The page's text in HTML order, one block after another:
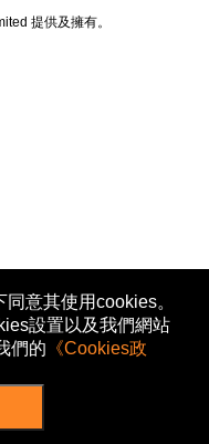
提供及擁有。
意其使用cookies。
設置以及我們網站
們的 《Cookies政